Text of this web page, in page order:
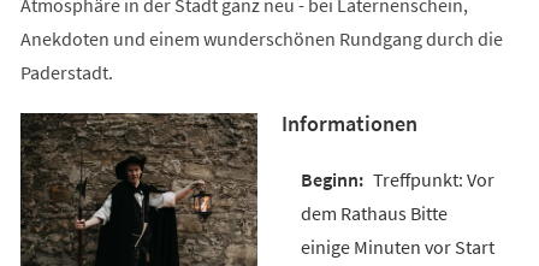
Anekdoten und einem wunderschönen Rundgang durch die
Paderstadt.
Informationen
Treffpunkt: Vor
dem Rathaus Bitte
einige Minuten vor Start